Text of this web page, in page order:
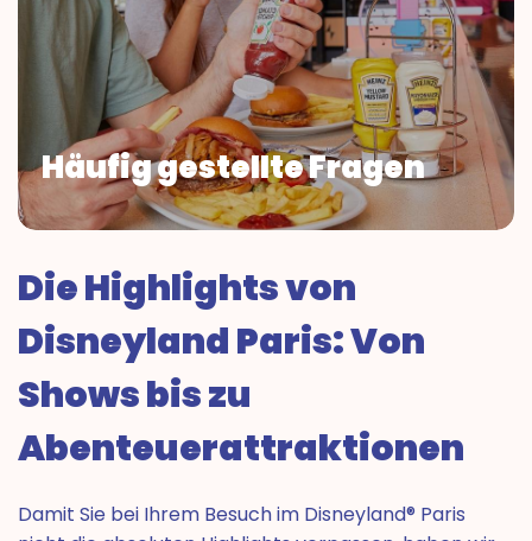
Häufig gestellte Fragen
Die Highlights von
Disneyland Paris: Von
Shows bis zu
Abenteuerattraktionen
Damit Sie bei Ihrem Besuch im Disneyland® Paris